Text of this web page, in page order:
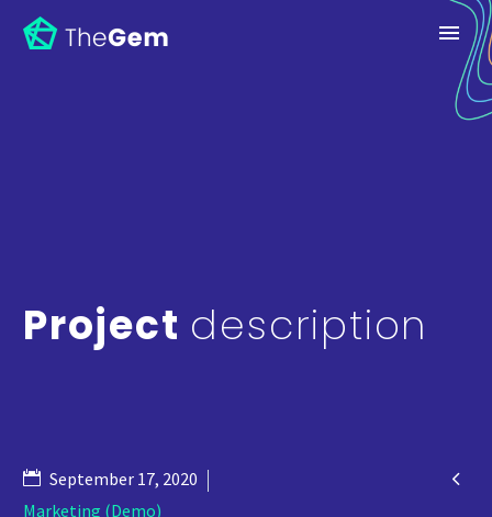
Project description

September 17, 2020
Marketing (Demo)